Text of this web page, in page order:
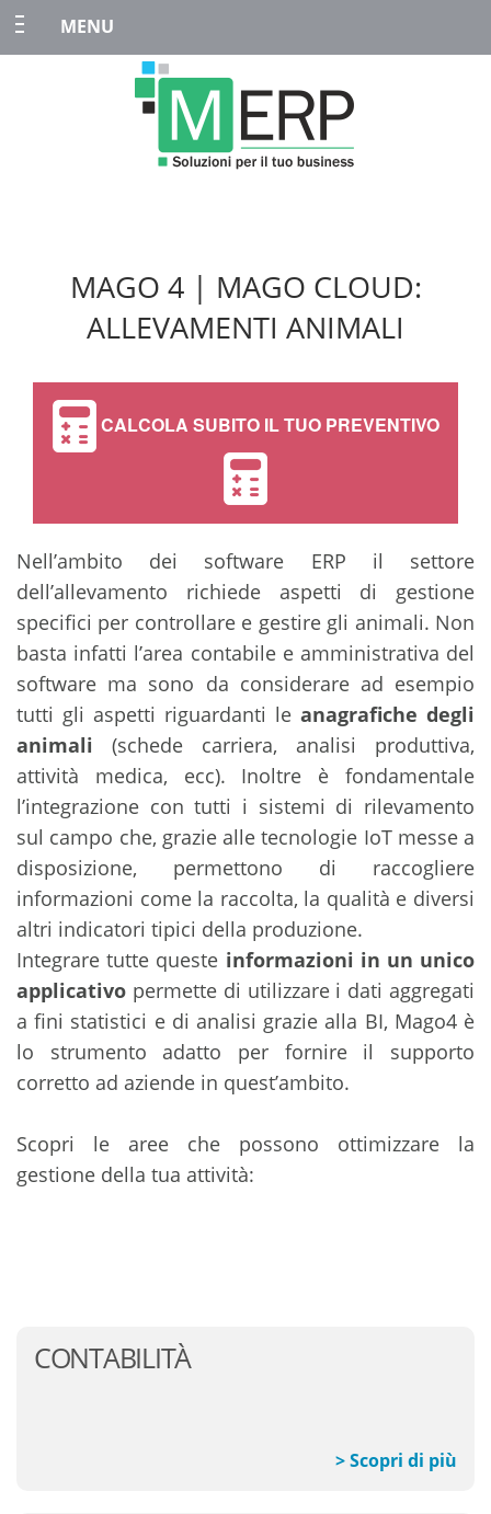
MENU
MAGO 4 | MAGO CLOUD:
ALLEVAMENTI ANIMALI
CALCOLA SUBITO IL TUO PREVENTIVO
Nell’ambito dei software ERP il settore
dell’allevamento richiede aspetti di gestione
specifici per controllare e gestire gli animali. Non
basta infatti l’area contabile e amministrativa del
software ma sono da considerare ad esempio
tutti gli aspetti riguardanti le anagrafiche degli
animali (schede carriera, analisi produttiva,
attività medica, ecc). Inoltre è fondamentale
l’integrazione con tutti i sistemi di rilevamento
sul campo che, grazie alle tecnologie IoT messe a
disposizione, permettono di raccogliere
informazioni come la raccolta, la qualità e diversi
altri indicatori tipici della produzione.
Integrare tutte queste informazioni in un unico
applicativo permette di utilizzare i dati aggregati
a fini statistici e di analisi grazie alla BI, Mago4 è
lo strumento adatto per fornire il supporto
corretto ad aziende in quest’ambito.
Scopri le aree che possono ottimizzare la
gestione della tua attività:
CONTABILITÀ
> Scopri di più